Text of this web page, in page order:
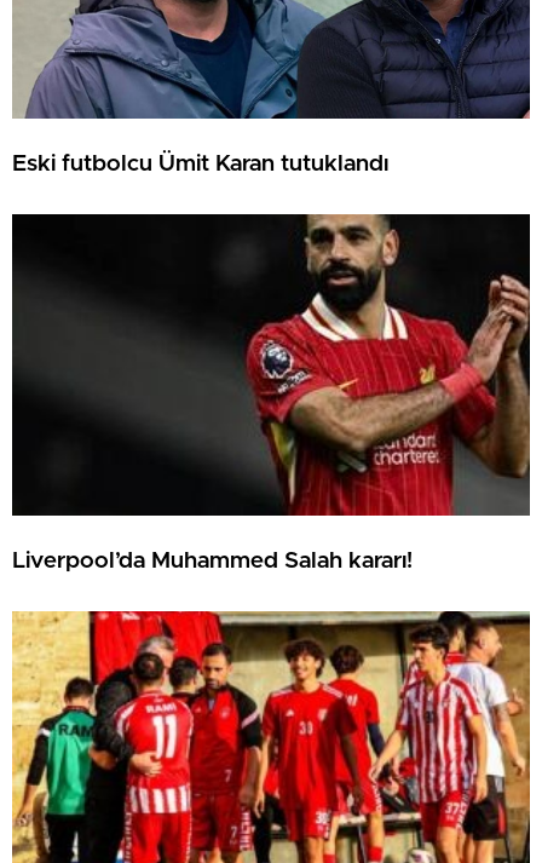
Eski futbolcu Ümit Karan tutuklandı
Liverpool’da Muhammed Salah kararı!